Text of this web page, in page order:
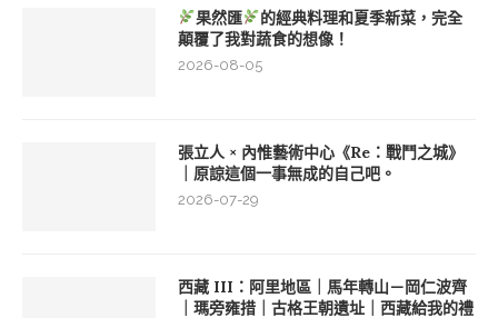
果然匯
的經典料理和夏季新菜，完全
顛覆了我對蔬食的想像！
2026-08-05
張立人 × 內惟藝術中心《Re：戰鬥之城》
｜原諒這個一事無成的自己吧。
2026-07-29
西藏 III：阿里地區｜馬年轉山－岡仁波齊
｜瑪旁雍措｜古格王朝遺址｜西藏給我的禮